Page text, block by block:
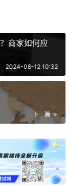
商家如何应
2024-08-12 10:32
下一篇